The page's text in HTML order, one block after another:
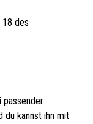
18 des
passender
du kannst ihn mit